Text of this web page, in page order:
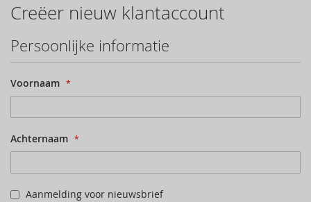
Creëer nieuw klantaccount
Persoonlijke informatie
Voornaam
Achternaam
Aanmelding voor nieuwsbrief